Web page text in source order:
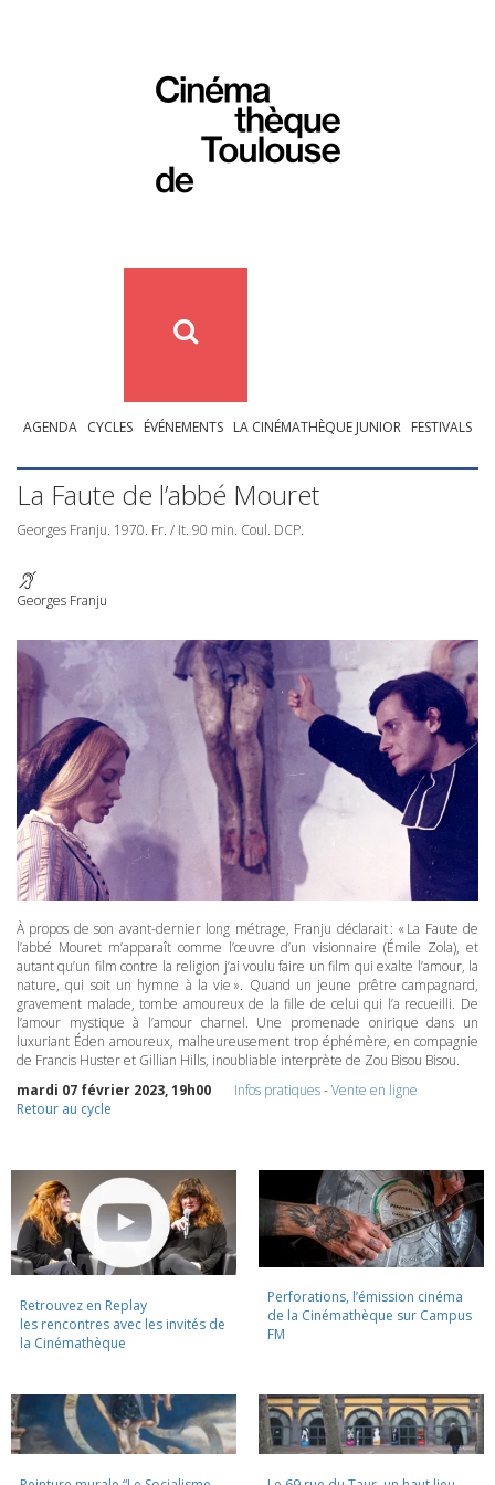
AGENDA CYCLES ÉVÉNEMENTS LA CINÉMATHÈQUE JUNIOR FESTIVALS
La Faute de l’abbé Mouret
Georges Franju. 1970. Fr. / It. 90 min. Coul. DCP.
Georges Franju
À propos de son avant-dernier long métrage, Franju déclarait : « La Faute de
l’abbé Mouret m’apparaît comme l’œuvre d’un visionnaire (Émile Zola), et
autant qu’un film contre la religion j’ai voulu faire un film qui exalte l’amour, la
nature, qui soit un hymne à la vie ». Quand un jeune prêtre campagnard,
gravement malade, tombe amoureux de la fille de celui qui l’a recueilli. De
l’amour mystique à l’amour charnel. Une promenade onirique dans un
luxuriant Éden amoureux, malheureusement trop éphémère, en compagnie
de Francis Huster et Gillian Hills, inoubliable interprète de Zou Bisou Bisou.
mardi 07 février 2023, 19h00
Infos pratiques-Vente en ligne
Retour au cycle
Retrouvez en Replay
les rencontres avec les invités de
la Cinémathèque
Perforations, l’émission cinéma
de la Cinémathèque sur Campus
FM